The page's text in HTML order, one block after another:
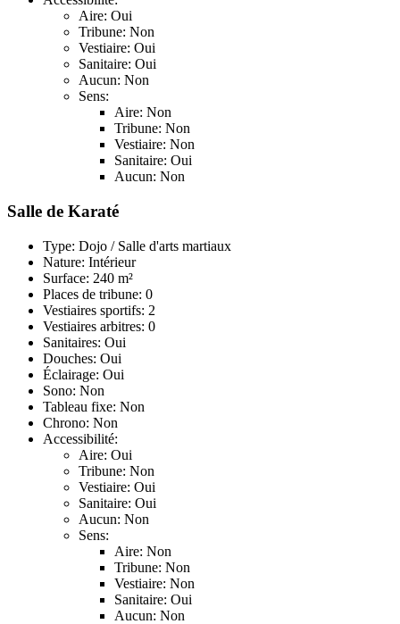
Aire: Oui
Tribune: Non
Vestiaire: Oui
Sanitaire: Oui
Aucun: Non
Sens:
Aire: Non
Tribune: Non
Vestiaire: Non
Sanitaire: Oui
Aucun: Non
Salle de Karaté
Type: Dojo / Salle d'arts martiaux
Nature: Intérieur
Surface: 240 m²
Places de tribune: 0
Vestiaires sportifs: 2
Vestiaires arbitres: 0
Sanitaires: Oui
Douches: Oui
Éclairage: Oui
Sono: Non
Tableau fixe: Non
Chrono: Non
Accessibilité:
Aire: Oui
Tribune: Non
Vestiaire: Oui
Sanitaire: Oui
Aucun: Non
Sens:
Aire: Non
Tribune: Non
Vestiaire: Non
Sanitaire: Oui
Aucun: Non